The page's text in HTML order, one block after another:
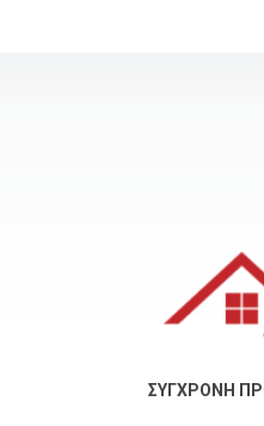
ΣΥΓΧΡΟΝΗ